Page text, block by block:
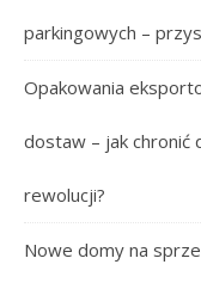
parkingowych –
Opakowania
dostaw – jak
rewolucji?
Nowe domy na